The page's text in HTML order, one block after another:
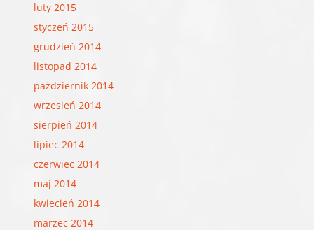
luty 2015
styczeń 2015
grudzień 2014
listopad 2014
październik 2014
wrzesień 2014
sierpień 2014
lipiec 2014
czerwiec 2014
maj 2014
kwiecień 2014
marzec 2014